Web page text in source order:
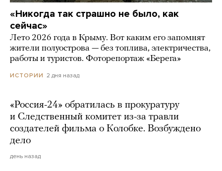
«Никогда так страшно не было, как
сейчас»
Лето 2026 года в Крыму. Вот каким его запомнят
жители полуострова — без топлива, электричества,
работы и туристов. Фоторепортаж «Берега»
ИСТОРИИ 2 дня назад
«Россия-24» обратилась в прокуратуру
и Следственный комитет из-за травли
создателей фильма о Колобке. Возбуждено
дело
день назад